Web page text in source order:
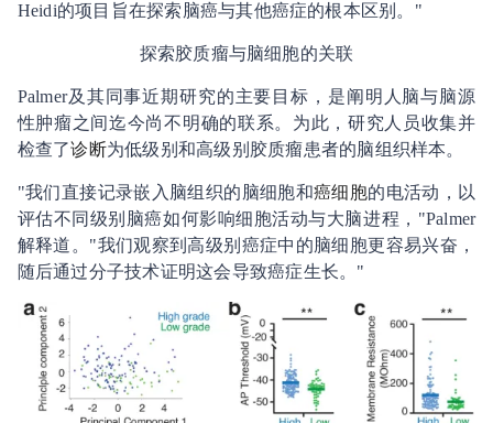
Heidi的项目旨在探索脑癌与其他癌症的根本区别。"
探索胶质瘤与脑细胞的关联
Palmer及其同事近期研究的主要目标，是阐明人脑与脑源
性肿瘤之间迄今尚不明确的联系。为此，研究人员收集并
检查了诊断为低级别和高级别胶质瘤患者的脑组织样本。
"我们直接记录嵌入脑组织的脑细胞和癌细胞的电活动，以
评估不同级别脑癌如何影响细胞活动与大脑进程，"Palmer
解释道。"我们观察到高级别癌症中的脑细胞更容易兴奋，
随后通过分子技术证明这会导致癌症生长。"